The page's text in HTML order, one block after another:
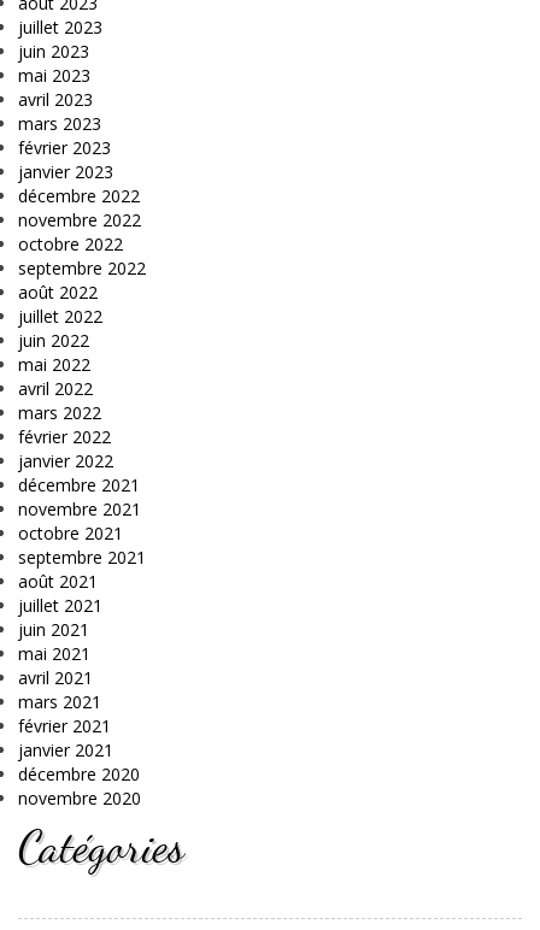
juillet 2023
juin 2023
mai 2023
avril 2023
mars 2023
février 2023
janvier 2023
décembre 2022
novembre 2022
octobre 2022
septembre 2022
août 2022
juillet 2022
juin 2022
mai 2022
avril 2022
mars 2022
février 2022
janvier 2022
décembre 2021
novembre 2021
octobre 2021
septembre 2021
août 2021
juillet 2021
juin 2021
mai 2021
avril 2021
mars 2021
février 2021
janvier 2021
décembre 2020
novembre 2020
Catégories